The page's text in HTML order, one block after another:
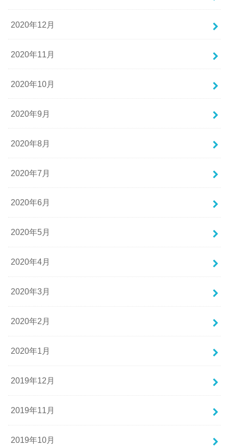
2020年12月
2020年11月
2020年10月
2020年9月
2020年8月
2020年7月
2020年6月
2020年5月
2020年4月
2020年3月
2020年2月
2020年1月
2019年12月
2019年11月
2019年10月